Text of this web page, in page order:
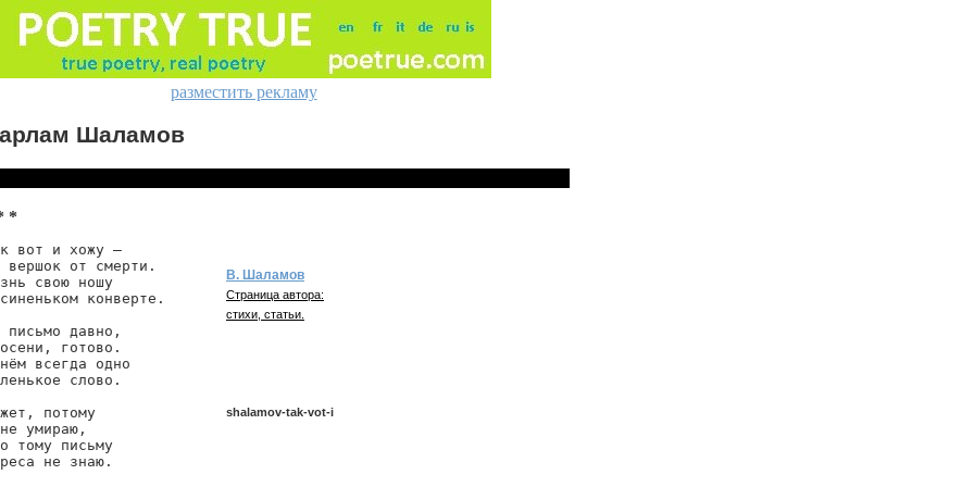
разместить рекламу
Шаламов
*
вот и хожу —
вершок от смерти.
свою ношу
конверте.
письмо давно,
готово.
всегда одно
слово.
потому
умираю,
тому письму
не знаю.
В. Шаламов
Страница автора:
стихи, статьи.
shalamov-tak-vot-i